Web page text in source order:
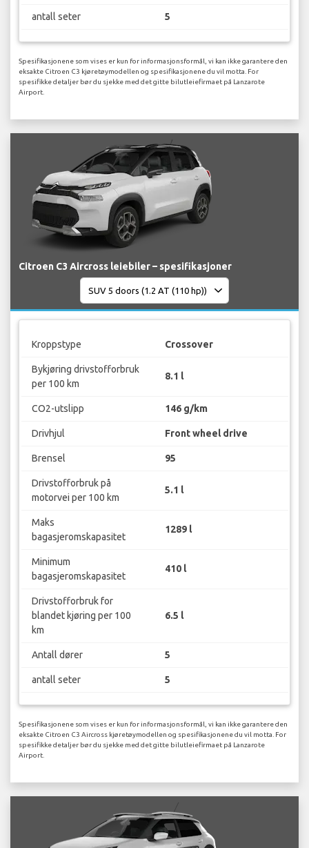
antall seter 5
Spesifikasjonene som vises er kun for informasjonsformål, vi kan ikke garantere den
eksakte Citroen C3 kjøretøymodellen og spesifikasjonene du vil motta. For
spesifikke detaljer bør du sjekke med det gitte bilutleiefirmaet på Lanzarote
Airport.
Citroen C3 Aircross leiebiler – spesifikasjoner
Kroppstype Crossover
Bykjøring drivstofforbruk
per 100 km
8.1 l
CO2-utslipp 146 g/km
Drivhjul Front wheel drive
Brensel 95
Drivstofforbruk på
motorvei per 100 km
5.1 l
Maks
bagasjeromskapasitet
1289 l
Minimum
bagasjeromskapasitet
410 l
Drivstofforbruk for
blandet kjøring per 100
km
6.5 l
Antall dører 5
antall seter 5
Spesifikasjonene som vises er kun for informasjonsformål, vi kan ikke garantere den
eksakte Citroen C3 Aircross kjøretøymodellen og spesifikasjonene du vil motta. For
spesifikke detaljer bør du sjekke med det gitte bilutleiefirmaet på Lanzarote
Airport.